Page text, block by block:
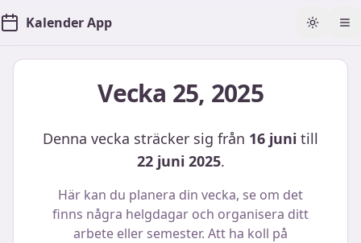
Kalender App Toggle
Vecka 25, 2025
Denna vecka sträcker sig från 16 juni till
22 juni 2025.
Här kan du planera din vecka, se om det
finns några helgdagar och organisera ditt
arbete eller semester. Att ha koll på